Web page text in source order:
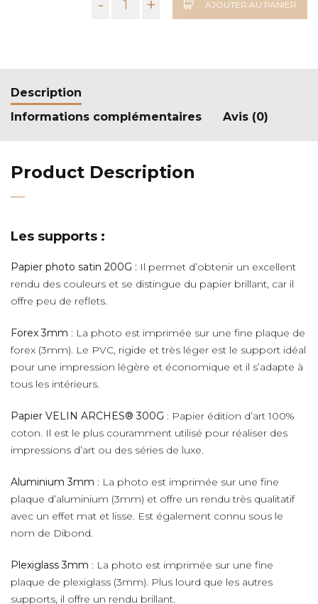
- + AJOUTER AU PANIER
Description
Informations complémentaires
Avis (0)
Product Description
Les supports :
Papier photo satin 200G : Il permet d’obtenir un excellent
rendu des couleurs et se distingue du papier brillant, car il
offre peu de reflets.
Forex 3mm : La photo est imprimée sur une fine plaque de
forex (3mm). Le PVC, rigide et très léger est le support idéal
pour une impression légère et économique et il s’adapte à
tous les intérieurs.
Papier VELIN ARCHES® 300G : Papier édition d’art 100%
coton. Il est le plus couramment utilisé pour réaliser des
impressions d’art ou des séries de luxe.
Aluminium 3mm : La photo est imprimée sur une fine
plaque d’aluminium (3mm) et offre un rendu très qualitatif
avec un effet mat et lisse. Est également connu sous le
nom de Dibond.
Plexiglass 3mm : La photo est imprimée sur une fine
plaque de plexiglass (3mm). Plus lourd que les autres
supports, il offre un rendu brillant.